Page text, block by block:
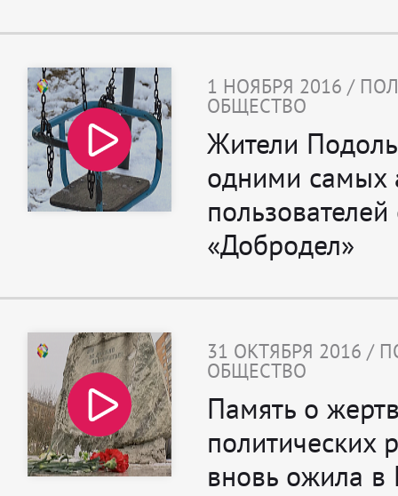
1 НОЯБРЯ 2016 /
ОБЩЕСТВО
Жители
одними самых
пользователей
«Добродел»
31 ОКТЯБРЯ 2016 /
ОБЩЕСТВО
Память о
политических
вновь ожила в